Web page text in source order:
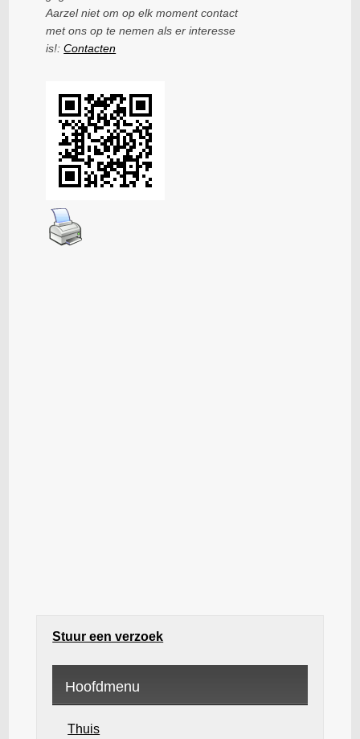
Aarzel niet om op elk moment contact
met ons op te nemen als er interesse
is!:Contacten
Stuur een verzoek
Hoofdmenu
Thuis